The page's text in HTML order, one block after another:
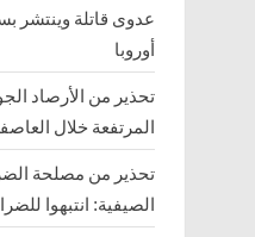
عدوى قاتلة
أوروبا
تحذير من الأرصاد
المرتفعة خلال
تحذير من مصلحة
الصيفية: انتبهوا